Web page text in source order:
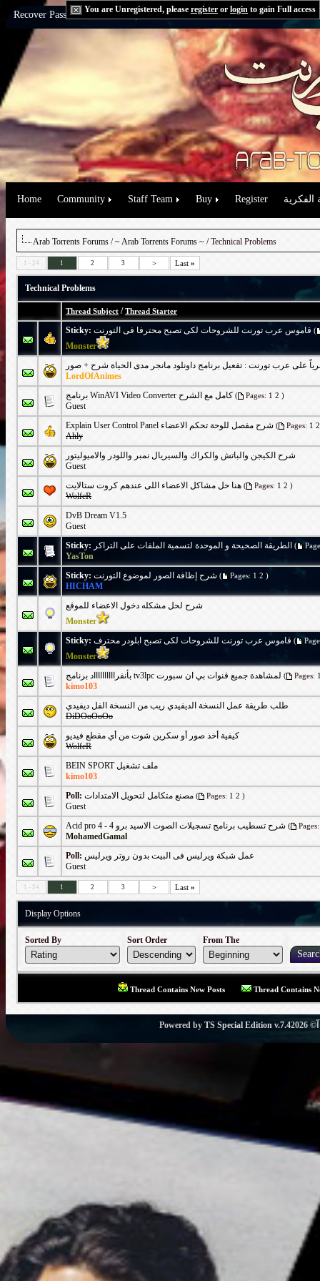
You are Unregistered, please register or login to gain Full access
Recover Password:via Email|via Question
Home Community Staff Team Buy Register الفكرية
Arab Torrents Forums /~ Arab Torrents Forums ~ / Technical Problems
1 - 24 1 2 3 > Last »
Technical Problems
Thread Subject /Thread Starter
Sticky: قاموس عرب تورنت للشروحات لكى تصبح محترفا فى التورنت (
Monster
على عرب تورنت : تفعيل برنامج داونلود مانجر مدى الحياة شرح + صور
LordOfAnimes
برنامج WinAVI Video Converter كامل مع الشرح ( Pages: 1 2 )
Guest
Explain User Control Panel شرح مفصل للوحة تحكم الاعضاء ( Pages: 1 2
Ahly
شرح الكيجن والباتش والكراك والسيريال نمبر واللودر والاميوليتور
Guest
هنا حل مشاكل الاعضاء اللى عندهم كروت ستالايت ( Pages: 1 2 )
WolfeR
DvB Dream V1.5
Guest
Sticky: الطريقة الصحيحة و الموحدة لتسمية الملفات على التراكر (
YasTon
Sticky: شرح إظافة الصور لموضوع التورنت ( Pages: 1 2 )
HICHAM
شرح لحل مشكله دخول الاعضاء للموقع
Monster
Sticky: قاموس عرب تورنت للشروحات لكى تصبح ابلودر محترف (
Monster
بأنفرااااااااااد برنامج tv3lpc لمشاهدة جميع قنوات بي ان سبورت ( Pages:
kimo103
طلب طريقة عمل النسخة الديفيدي ريب من النسخة الفل ديفيدي
DiDOoOoOo
كيفية أخذ صور أو سكرين شوت من أي مقطع فيديو
WolfeR
BEIN SPORT ملف تشغيل
kimo103
Poll:
( Pages: 1 2 )
Guest
Acid pro 4 - شرح تسطيب برنامج تسجيلات الصوت الاسيد برو 4 (
MohamedGamal
Poll: عمل شبكة ويرليس فى البيت بدون روتر ويرليس
Guest
1 - 24 1 2 3 > Last »
Display Options
Sorted By Sort Order From The
Thread Contains New Posts Thread Contains
Powered by TS Special Edition v.7.4